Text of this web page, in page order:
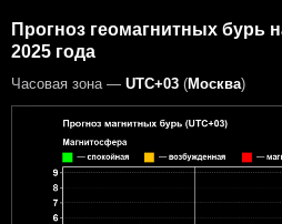
Прогноз геомагнитных бурь
2025 года
Часовая зона — UTC+03 (Москва)